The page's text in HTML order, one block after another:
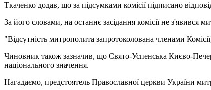
Ткаченко додав, що за підсумками комісії підписано
За його словами, на останнє засідання комісії не
"Відсутність митрополита запротоколована членами
Чиновник також зазначив, що Свято-Успенська Києво-
національного значення.
Нагадаємо, предстоятель Православної церкви України